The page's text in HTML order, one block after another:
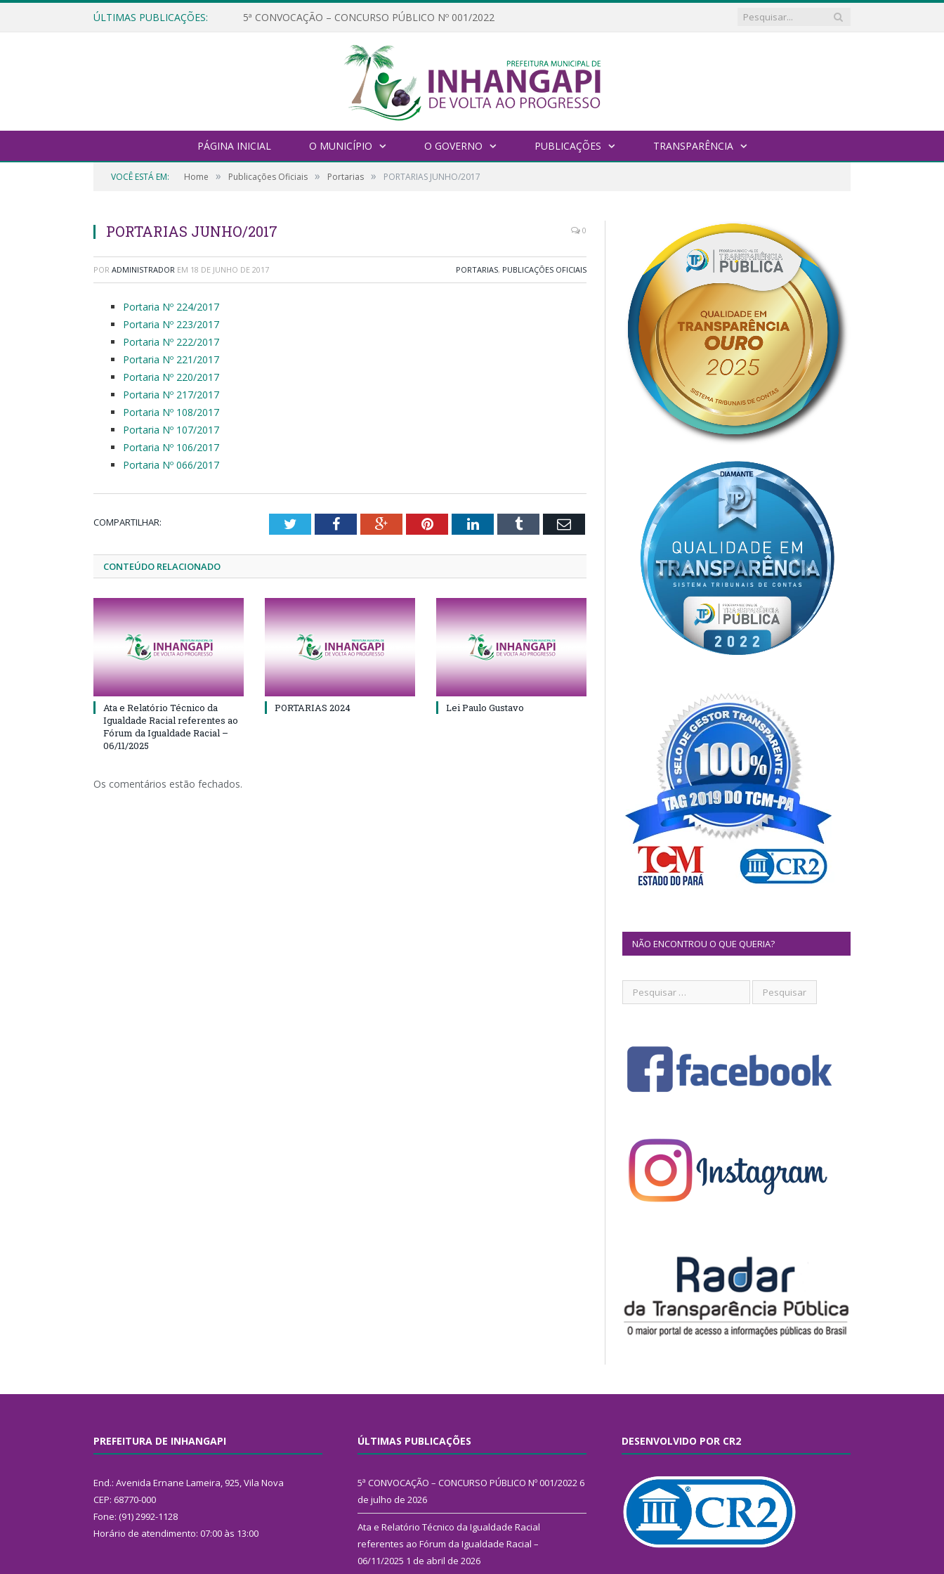
ÚLTIMAS PUBLICAÇÕES: 5ª CONVOCAÇÃO – CONCURSO PÚBLICO Nº 001/2022
PÁGINA INICIAL O MUNICÍPIO O GOVERNO PUBLICAÇÕES TRANSPARÊNCIA
VOCÊ ESTÁ EM: Home » Publicações Oficiais » Portarias » PORTARIAS JUNHO/2017
PORTARIAS JUNHO/2017 0
POR ADMINISTRADOR EM 18 DE JUNHO DE 2017 PORTARIAS, PUBLICAÇÕES OFICIAIS
Portaria Nº 224/2017
Portaria Nº 223/2017
Portaria Nº 222/2017
Portaria Nº 221/2017
Portaria Nº 220/2017
Portaria Nº 217/2017
Portaria Nº 108/2017
Portaria Nº 107/2017
Portaria Nº 106/2017
Portaria Nº 066/2017
COMPARTILHAR: TwitterFacebookGoogle+PinterestLinkedInTumblr Email
CONTEÚDO RELACIONADO
Ata e Relatório Técnico da
Igualdade Racial referentes ao
Fórum da Igualdade Racial –
06/11/2025
PORTARIAS 2024 Lei Paulo Gustavo
Os comentários estão fechados.
NÃO ENCONTROU O QUE QUERIA?
PREFEITURA DE INHANGAPI
End.: Avenida Ernane Lameira, 925, Vila Nova
CEP: 68770-000
Fone: (91) 2992-1128
Horário de atendimento: 07:00 às 13:00
ÚLTIMAS PUBLICAÇÕES
5ª CONVOCAÇÃO – CONCURSO PÚBLICO Nº 001/2022 6
de julho de 2026
Ata e Relatório Técnico da Igualdade Racial
referentes ao Fórum da Igualdade Racial –
06/11/2025 1 de abril de 2026
DESENVOLVIDO POR CR2